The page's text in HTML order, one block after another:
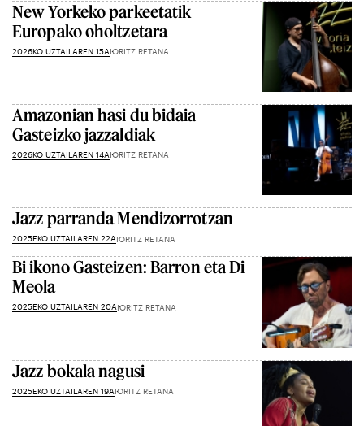
New Yorkeko parkeetatik
Europako oholtzetara
2026KO UZTAILAREN 15AIORITZ RETANA
Amazonian hasi du bidaia
Gasteizko jazzaldiak
2026KO UZTAILAREN 14AIORITZ RETANA
Jazz parranda Mendizorrotzan
2025EKO UZTAILAREN 22AIORITZ RETANA
Bi ikono Gasteizen: Barron eta Di
Meola
2025EKO UZTAILAREN 20AIORITZ RETANA
Jazz bokala nagusi
2025EKO UZTAILAREN 19AIORITZ RETANA